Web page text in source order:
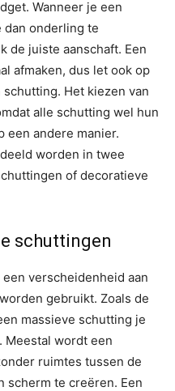
Wanneer je een
onderling te
de juiste aanschaft. Een
afmaken, dus let ook op
Het kiezen van
alle schutting wel hun
een andere manier.
worden in twee
of decoratieve
schuttingen
verscheidenheid aan
gebruikt. Zoals de
massieve schutting je
Meestal wordt een
ruimtes tussen de
scherm te creëren. Een